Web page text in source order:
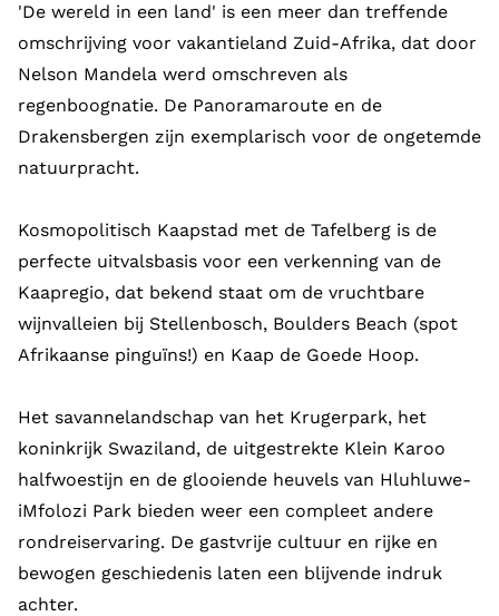
'De wereld in een land' is een meer dan treffende
omschrijving voor vakantieland Zuid-Afrika, dat door
Nelson Mandela werd omschreven als
regenboognatie. De Panoramaroute en de
Drakensbergen zijn exemplarisch voor de ongetemde
natuurpracht.
Kosmopolitisch Kaapstad met de Tafelberg is de
perfecte uitvalsbasis voor een verkenning van de
Kaapregio, dat bekend staat om de vruchtbare
wijnvalleien bij Stellenbosch, Boulders Beach (spot
Afrikaanse pinguïns!) en Kaap de Goede Hoop.
Het savannelandschap van het Krugerpark, het
koninkrijk Swaziland, de uitgestrekte Klein Karoo
halfwoestijn en de glooiende heuvels van Hluhluwe-
iMfolozi Park bieden weer een compleet andere
rondreiservaring. De gastvrije cultuur en rijke en
bewogen geschiedenis laten een blijvende indruk
achter.